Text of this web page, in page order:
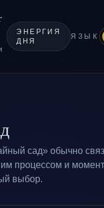
ЭНЕРГИЯ
ДНЯ
ЯЗЫК
сад» обычно
процессом и
выбор.